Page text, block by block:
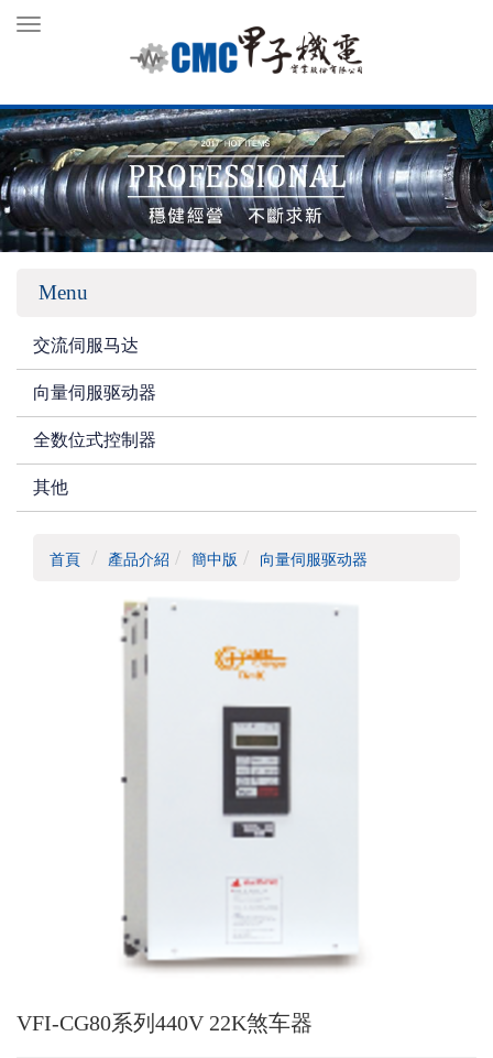
Toggle
Menu
交流伺服马达
向量伺服驱动器
全数位式控制器
其他
首頁 產品介紹 簡中版 向量伺服驱动器
VFI-CG80系列440V 22K煞车器